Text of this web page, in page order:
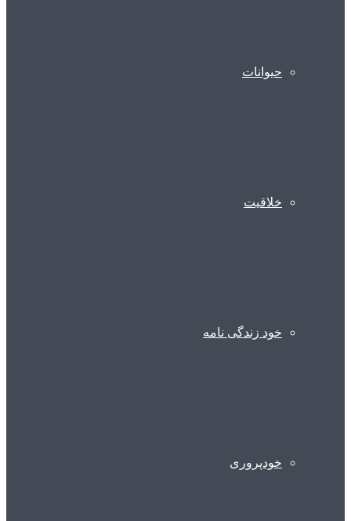
حیوانات
خلاقیت
خود زندگی نامه
خودپروری